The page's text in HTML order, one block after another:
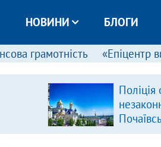
НОВИНИ БЛОГИ
грамотність «Епіцентр